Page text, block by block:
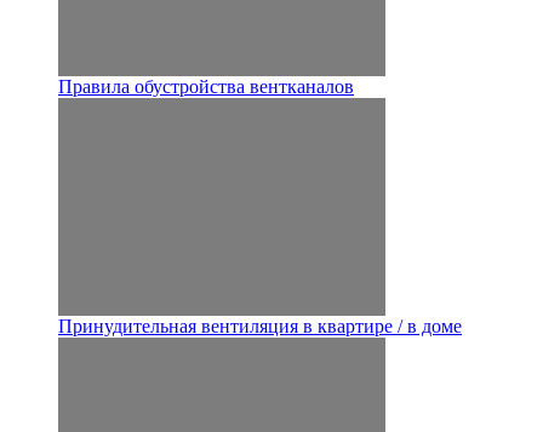
Правила обустройства вентканалов
Принудительная вентиляция в квартире / в доме